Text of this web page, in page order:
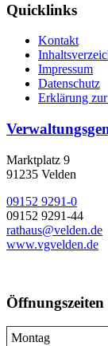
Quicklinks
Kontakt
Impressum
Datenschutz
Erklärung
Marktplatz 9
91235 Velden
09152 9291-0
09152 9291-44
rathaus@velden.de
www.vgvelden.de
Öffnungszeiten
Montag